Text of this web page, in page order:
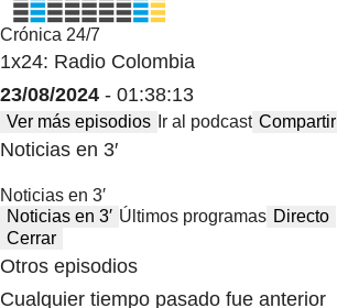
Crónica 24/7
1x24: Radio Colombia
23/08/2024 - 01:38:13
Ver más episodios Ir al podcast Compartir
Noticias en 3′
Noticias en 3′
Noticias en 3′ Últimos programas Directo
Cerrar
Otros episodios
Cualquier tiempo pasado fue anterior